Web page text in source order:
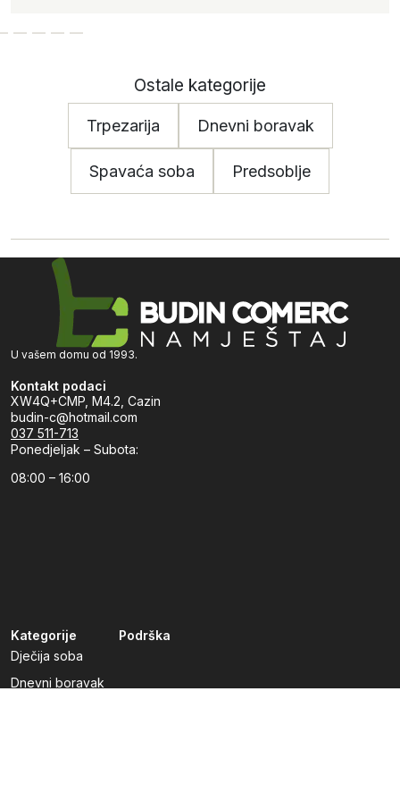
Ostale kategorije
Trpezarija Dnevni boravak
Spavaća soba Predsoblje
U vašem domu od 1993.
Kontakt podaci
XW4Q+CMP, M4.2, Cazin
budin-c@hotmail.com
037 511-713
Ponedjeljak – Subota:
08:00 – 16:00
Kategorije
Dječija soba
Dnevni boravak
Podrška